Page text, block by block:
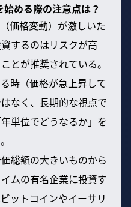
める際の注意点は？
価格変動）が激しいた
するのはリスクが高
とが推奨されている。
時（価格が急上昇して
なく、長期的な視点で
単位でどうなるか」を
総額の大きいものから
ムの有名企業に投資す
ットコインやイーサリ